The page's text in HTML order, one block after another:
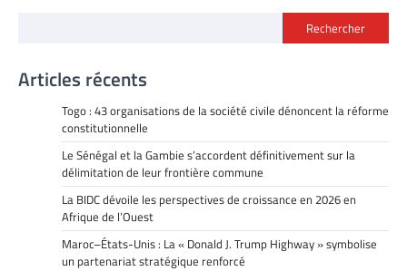
Rechercher
Articles récents
Togo : 43 organisations de la société civile dénoncent la réforme
constitutionnelle
Le Sénégal et la Gambie s’accordent définitivement sur la
délimitation de leur frontière commune
La BIDC dévoile les perspectives de croissance en 2026 en
Afrique de l’Ouest
Maroc–États-Unis : La « Donald J. Trump Highway » symbolise
un partenariat stratégique renforcé